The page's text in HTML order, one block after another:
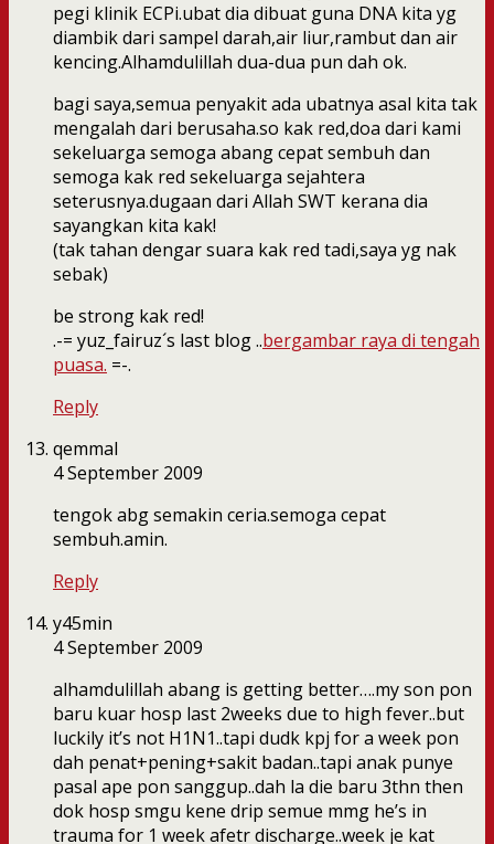
pegi klinik ECPi.ubat dia dibuat guna DNA kita yg
diambik dari sampel darah,air liur,rambut dan air
kencing.Alhamdulillah dua-dua pun dah ok.
bagi saya,semua penyakit ada ubatnya asal kita tak
mengalah dari berusaha.so kak red,doa dari kami
sekeluarga semoga abang cepat sembuh dan
semoga kak red sekeluarga sejahtera
seterusnya.dugaan dari Allah SWT kerana dia
sayangkan kita kak!
(tak tahan dengar suara kak red tadi,saya yg nak
sebak)
be strong kak red!
.-= yuz_fairuz´s last blog ..bergambar raya di tengah
puasa. =-.
Reply
qemmal
4 September 2009
tengok abg semakin ceria.semoga cepat
sembuh.amin.
Reply
y45min
4 September 2009
alhamdulillah abang is getting better….my son pon
baru kuar hosp last 2weeks due to high fever..but
luckily it’s not H1N1..tapi dudk kpj for a week pon
dah penat+pening+sakit badan..tapi anak punye
pasal ape pon sanggup..dah la die baru 3thn then
dok hosp smgu kene drip semue mmg he’s in
trauma for 1 week afetr discharge..week je kat